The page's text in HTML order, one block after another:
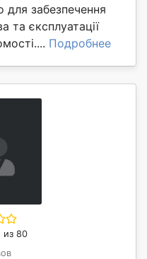
для забезпечення
та єксплуатації
Подробнее
из 80